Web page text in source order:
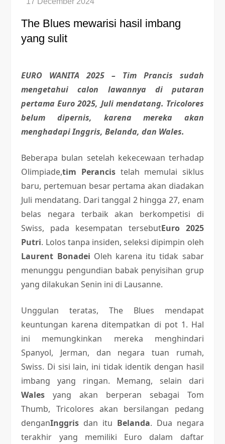
The Blues mewarisi hasil imbang
yang sulit
EURO WANITA 2025 – Tim Prancis sudah
mengetahui calon lawannya di putaran
pertama Euro 2025, Juli mendatang. Tricolores
belum dipernis, karena mereka akan
menghadapi Inggris, Belanda, dan Wales.
Beberapa bulan setelah kekecewaan terhadap
Olimpiade,tim Perancistelah memulai siklus
baru, pertemuan besar pertama akan diadakan
Juli mendatang. Dari tanggal 2 hingga 27, enam
belas negara terbaik akan berkompetisi di
Swiss, pada kesempatan tersebutEuro 2025
Putri. Lolos tanpa insiden, seleksi dipimpin oleh
Laurent Bonadei Oleh karena itu tidak sabar
menunggu pengundian babak penyisihan grup
yang dilakukan Senin ini di Lausanne.
Unggulan teratas, The Blues mendapat
keuntungan karena ditempatkan di pot 1. Hal
ini memungkinkan mereka menghindari
Spanyol, Jerman, dan negara tuan rumah,
Swiss. Di sisi lain, ini tidak identik dengan hasil
imbang yang ringan. Memang, selain dari
Wales yang akan berperan sebagai Tom
Thumb, Tricolores akan bersilangan pedang
denganInggris dan itu Belanda. Dua negara
terakhir yang memiliki Euro dalam daftar